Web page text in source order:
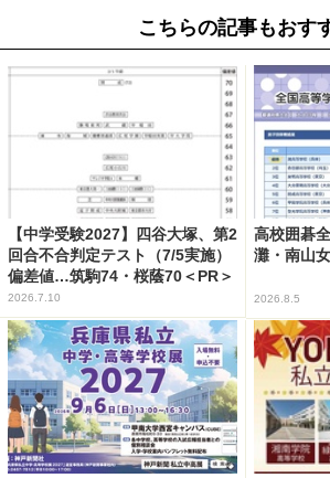
こちらの記事もおす
【中学受験2027】四谷大塚、第2
回合不合判定テスト（7/5実施）
偏差値…筑駒74・桜蔭70＜PR＞
2026.7.10
高校囲碁
灘・南山
2026.8.5